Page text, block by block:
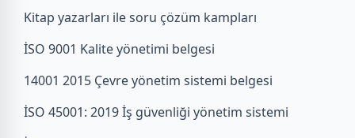
Kitap yazarları ile soru çözüm kampları
İSO 9001 Kalite yönetimi belgesi
14001 2015 Çevre yönetim sistemi belgesi
İSO 45001: 2019 İş güvenliği yönetim sistemi